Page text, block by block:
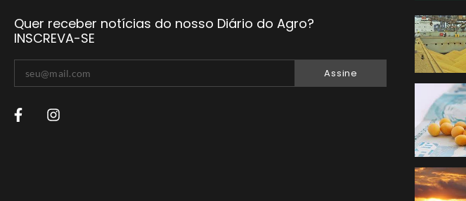
Quer receber notícias do nosso Diário do Agro?
INSCREVA-SE
Assine